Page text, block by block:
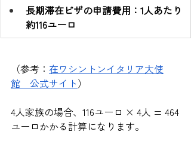
長期滞在ビザの申請費用：1人あたり
約116ユーロ
（参考： 在ワシントンイタリア大使
館　公式サイト）
4人家族の場合、116ユーロ × 4人 = 464
ユーロかかる計算になります。